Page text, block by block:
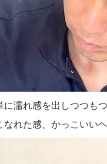
濡れ感を出しつつも
れた感、かっこいい